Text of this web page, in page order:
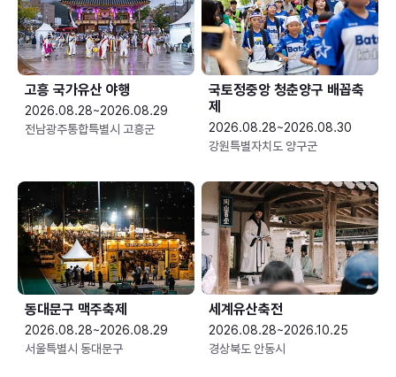
고흥 국가유산 야행
2026.08.28~2026.08.29
전남광주통합특별시 고흥군
국토정중앙 청춘양구 배꼽축
제
2026.08.28~2026.08.30
강원특별자치도 양구군
동대문구 맥주축제
2026.08.28~2026.08.29
서울특별시 동대문구
세계유산축전
2026.08.28~2026.10.25
경상북도 안동시